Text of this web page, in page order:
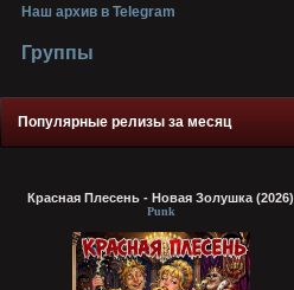
Наш архив в Telegram
Группы
Популярные релизы за месяц
Красная Плесень - Новая Золушка (2026)
Punk